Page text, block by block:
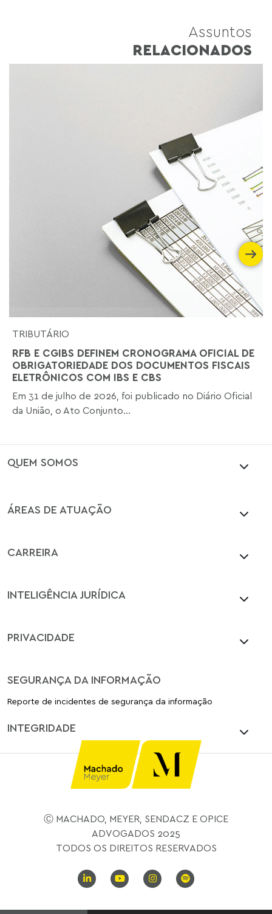
Assuntos
RELACIONADOS
TRIBUTÁRIO
RFB E CGIBS DEFINEM CRONOGRAMA OFICIAL DE
OBRIGATORIEDADE DOS DOCUMENTOS FISCAIS
ELETRÔNICOS COM IBS E CBS
Em 31 de julho de 2026, foi publicado no Diário Oficial
da União, o Ato Conjunto...
QUEM SOMOS
ÁREAS DE ATUAÇÃO
CARREIRA
INTELIGÊNCIA JURÍDICA
PRIVACIDADE
SEGURANÇA DA INFORMAÇÃO
Reporte de incidentes de segurança da informação
INTEGRIDADE
Ⓒ MACHADO, MEYER, SENDACZ E OPICE
ADVOGADOS 2025
TODOS OS DIREITOS RESERVADOS